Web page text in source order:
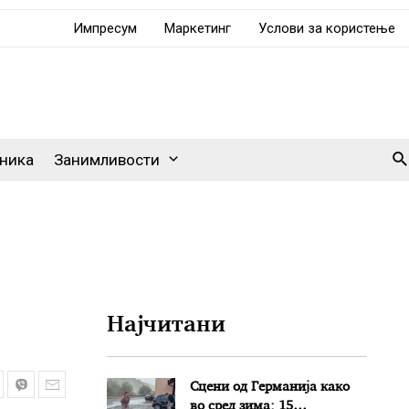
Импресум Маркетинг Услови за користење
Занимливости
Најчитани
Сцени од Германија како
во сред зима: 15